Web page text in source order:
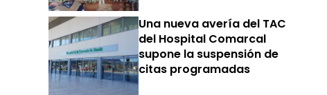
Una nueva avería del TAC
del Hospital Comarcal
supone la suspensión de
citas programadas